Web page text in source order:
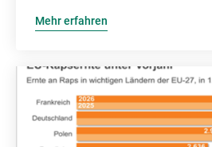
Mehr erfahren